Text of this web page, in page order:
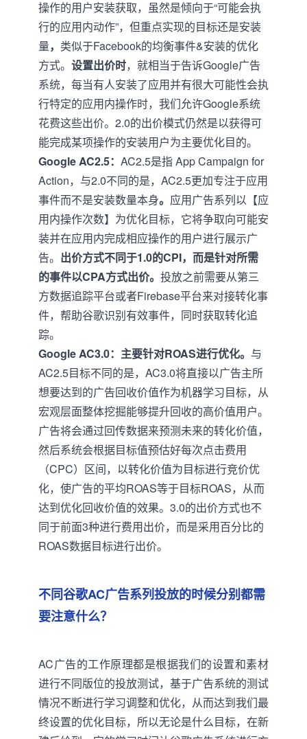
操作的用户安装获取，虽然是倾向于“可能会执
行的应用内动作”，但重点实现的目标还是安装
量， 类似于Facebook的均衡事件&安装的优化
方式。 设置出价时，就相当于告诉Google广告
系统，每当有人安装了应用并有很大可能性会执
行特定的应用内操作时，我们允许Google系统
花费这些出价。2.0的出价模式仍然是以获得可
能完成某项操作的安装用户为主要优化目的。
Google AC2.5： AC2.5是指 App Campaign for
Action，与2.0不同的是，AC2.5更加专注于应用
事件而不是安装数量本身。 应用广告系列以【应
用内操作次数】为优化目标，它将争取向可能安
装并在应用内完成相应操作的用户进行展示广
告。 出价方式不同于1.0的CPI，而是针对所需
的事件以CPA方式出价。 投放之前需要从第三
方数据追踪平台或者Firebase平台来对接转化事
件，帮助谷歌识别有效事件，同时获取转化追
踪。
Google AC3.0： 主要针对ROAS进行优化。 与
AC2.5目标不同的是，AC3.0将直接以广告主所
想要达到的广告回收价值作为机器学习目标，从
宏观层面整体挖掘能够提升回收的高价值用户。
广告将会通过回传数据来预测未来的转化价值，
然后系统会根据目标值预估好每次点击费用
（CPC）区间，以转化价值为目标进行竞价优
化，使广告的平均ROAS等于目标ROAS，从而
达到优化回收价值的效果。3.0的出价方式也不
同于前面3种进行费用出价，而是采用百分比的
ROAS数据目标进行出价。
不同谷歌AC广告系列投放的时候分别都需
要注意什么？
AC广告的工作原理都是根据我们的设置和素材
进行不同版位的投放测试，基于广告系统的测试
情况不断进行学习调整和优化，从而达到我们最
终设置的优化目标，所以无论是什么目标，在新